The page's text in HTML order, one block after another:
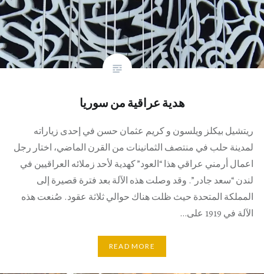
هدية عراقية من سوريا
ريتشيل بيكلز ويلسون و كريم عثمان حسن في إحدى زياراته
لمدينة حلب في منتصف الثمانينات من القرن الماضي، اختار رجل
اعمال أرمني عراقي هذا “العود” كهدية لأحد زملائه العراقيين في
لندن “سعد جادر”. وقد وصلت هذه الآلة بعد فترة قصيرة إلى
المملكة المتحدة حيث ظلت هناك حوالي ثلاثة عقود. صُنعت هذه
الآلة في 1919 على…
READ MORE